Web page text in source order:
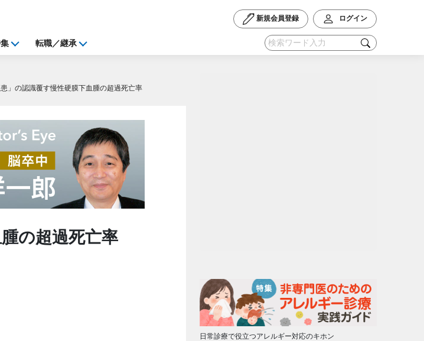
新規会員登録 ログイン
転職／継承
患」の認識覆す慢性硬膜下血腫の超過死亡率
の超過死亡率
日常診療で役立つアレルギー対応のキホン